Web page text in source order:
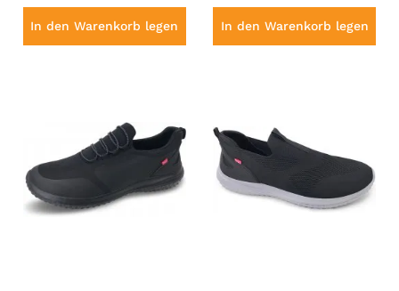
In den Warenkorb legen In den Warenkorb legen